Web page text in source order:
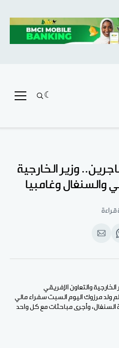
وزير الخارجية
والسنغال وغامبيا
انشر
الإيميل
والتعاون الإفريقي
ولد مرزوك اليوم السبت سفراء مالي
السنغال، وأجرى مباحثات مع كل واحد